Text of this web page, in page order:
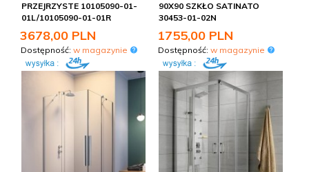
PRZEJRZYSTE 10105090-01-
01L/10105090-01-01R
3678,00 PLN
Dostępność: w magazynie
90X90 SZKŁO SATINATO
30453-01-02N
1755,00 PLN
Dostępność: w magazynie